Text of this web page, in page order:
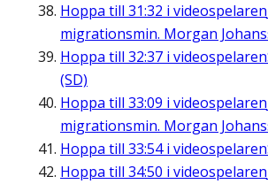
Hoppa till 31:32 i videospelaren
migrationsmin. Morgan
Hoppa till 32:37 i videospelaren
(SD)
Hoppa till 33:09 i videospelaren
migrationsmin. Morgan
Hoppa till 33:54i videospelaren
Hoppa till 34:50 i videospelaren